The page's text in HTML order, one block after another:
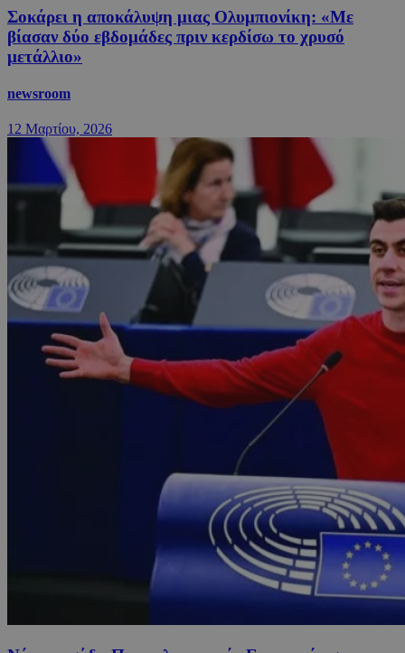
Σοκάρει η αποκάλυψη μιας Ολυμπιονίκη: «Με
βίασαν δύο εβδομάδες πριν κερδίσω το χρυσό
μετάλλιο»
newsroom
12 Μαρτίου, 2026